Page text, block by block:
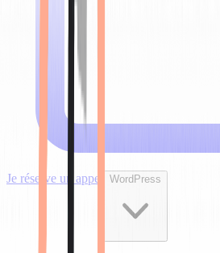
Je réserve un appel WordPress